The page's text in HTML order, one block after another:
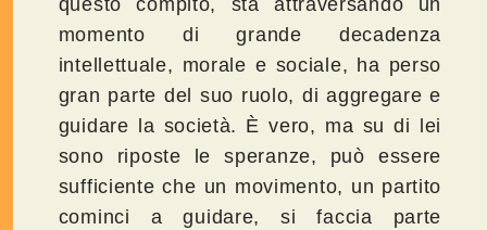
momento di grande decadenza
intellettuale, morale e sociale, ha perso
gran parte del suo ruolo, di aggregare e
guidare la società. È vero, ma su di lei
sono riposte le speranze, può essere
sufficiente che un movimento, un partito
cominci a guidare, si faccia parte